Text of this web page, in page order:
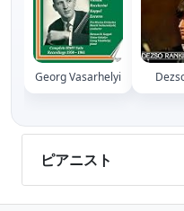
Georg Vasarhelyi
ピアニスト